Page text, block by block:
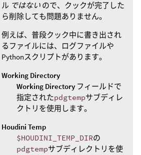
ル ではない ので、クックが完了した
ら削除しても問題ありません。
例えば、普段クック中に書き出され
るファイルには、ログファイルや
Pythonスクリプトがあります。
Working Directory
Working Directory フィールドで
指定されたpdgtempサブディレ
クトリを使用します。
Houdini Temp
$HOUDINI_TEMP_DIRの
pdgtempサブディレクトリを使